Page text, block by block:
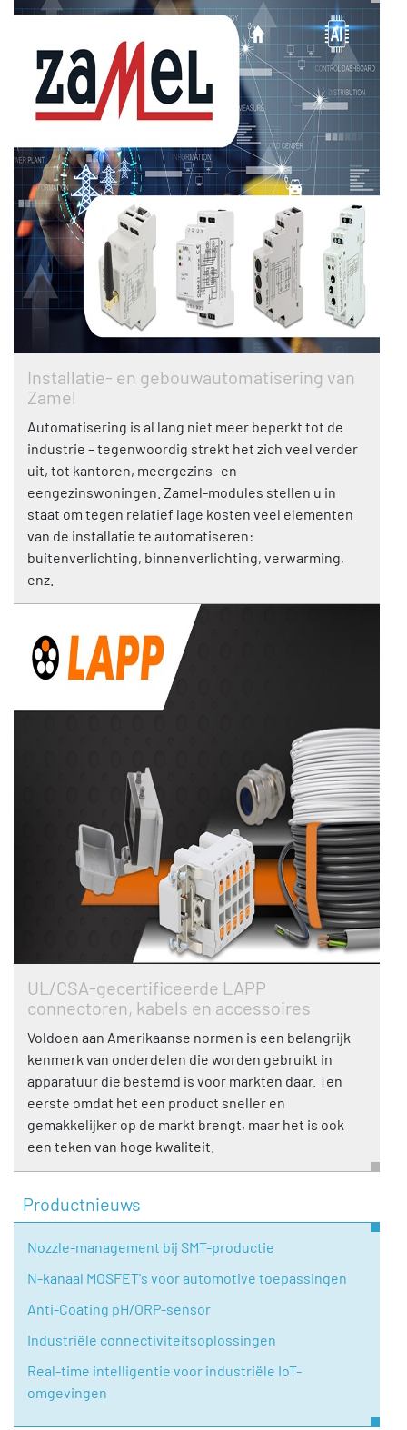
Installatie- en gebouwautomatisering van
Zamel
Automatisering is al lang niet meer beperkt tot de
industrie – tegenwoordig strekt het zich veel verder
uit, tot kantoren, meergezins- en
eengezinswoningen. Zamel-modules stellen u in
staat om tegen relatief lage kosten veel elementen
van de installatie te automatiseren:
buitenverlichting, binnenverlichting, verwarming,
enz.
UL/CSA-gecertificeerde LAPP
connectoren, kabels en accessoires
Voldoen aan Amerikaanse normen is een belangrijk
kenmerk van onderdelen die worden gebruikt in
apparatuur die bestemd is voor markten daar. Ten
eerste omdat het een product sneller en
gemakkelijker op de markt brengt, maar het is ook
een teken van hoge kwaliteit.
Productnieuws
Nozzle-management bij SMT-productie
N-kanaal MOSFET's voor automotive toepassingen
Anti-Coating pH/ORP-sensor
Industriële connectiviteitsoplossingen
Real-time intelligentie voor industriële IoT-
omgevingen